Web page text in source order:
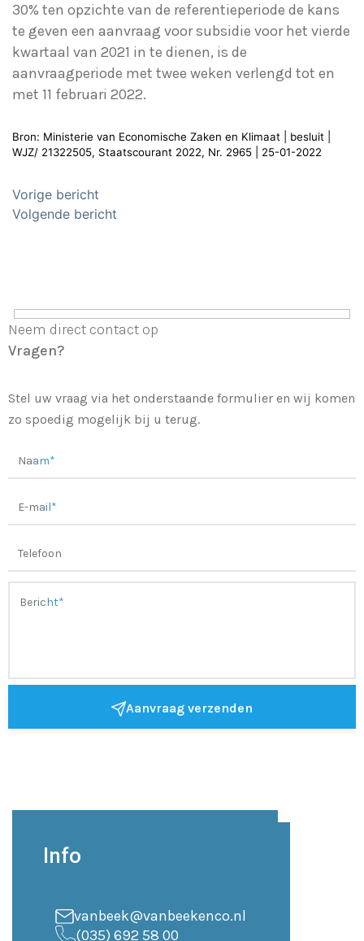
30% ten opzichte van de referentieperiode de kans
te geven een aanvraag voor subsidie voor het vierde
kwartaal van 2021 in te dienen, is de
aanvraagperiode met twee weken verlengd tot en
met 11 februari 2022.
Bron: Ministerie van Economische Zaken en Klimaat | besluit |
WJZ/ 21322505, Staatscourant 2022, Nr. 2965 | 25-01-2022
Bericht
navigatie
Vorige bericht
Volgende bericht
Neem direct contact op
Vragen?
Stel uw vraag via het onderstaande formulier en wij komen
zo spoedig mogelijk bij u terug.
Aanvraag verzenden
Info
vanbeek@vanbeekenco.nl
(035) 692 58 00